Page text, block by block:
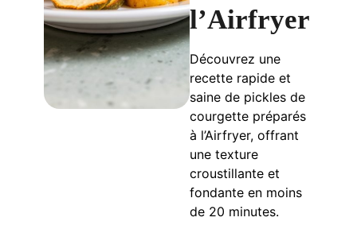
l’Airfryer
Découvrez une
recette rapide et
saine de pickles de
courgette préparés
à l’Airfryer, offrant
une texture
croustillante et
fondante en moins
de 20 minutes.